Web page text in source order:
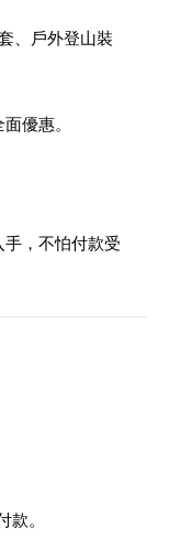
、戶外登山裝
優惠。
，不怕付款受
。